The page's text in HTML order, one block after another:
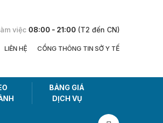
việc 08:00 - 21:00 (T2 đến CN)
LIÊN HỆ CỔNG THÔNG TIN SỞ Y TẾ
BẢNG GIÁ
DỊCH VỤ